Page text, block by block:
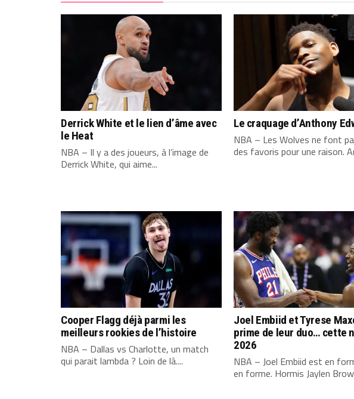
Derrick White et le lien d’âme avec
le Heat
NBA – Il y a des joueurs, à l’image de
Derrick White, qui aime...
Le craquage d’Anthony
NBA – Les Wolves ne font
des favoris pour une raison.
Cooper Flagg déjà parmi les
meilleurs rookies de l’histoire
NBA – Dallas vs Charlotte, un match
qui parait lambda ? Loin de là....
Joel Embiid et Tyrese
prime de leur duo… cette
2026
NBA – Joel Embiid est en
en forme. Hormis Jaylen